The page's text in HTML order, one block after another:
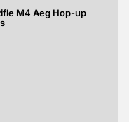
M4 Aeg Hop-up